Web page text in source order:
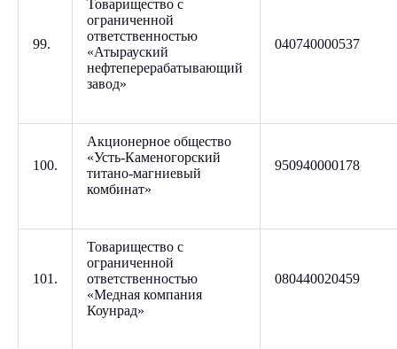
99.
Товарищество с
ограниченной
ответственностью
«Атырауский
нефтеперерабатывающий
завод»
040740000537
100.
Акционерное общество
«Усть-Каменогорский
титано-магниевый
комбинат»
950940000178
101.
Товарищество с
ограниченной
ответственностью
«Медная компания
Коунрад»
080440020459